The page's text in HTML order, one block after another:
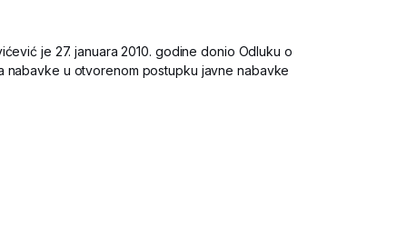
je 27. januara 2010. godine donio Odluku o
u otvorenom postupku javne nabavke